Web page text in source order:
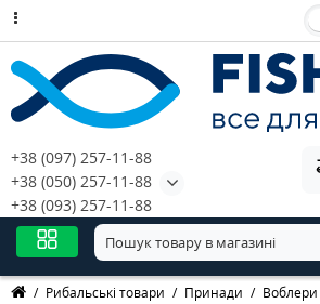
+38 (097) 257-11-88
+38 (050) 257-11-88
+38 (093) 257-11-88
Рибальські товари Принади Воблери